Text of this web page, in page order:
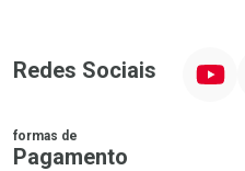
Redes Sociais
formas de
Pagamento